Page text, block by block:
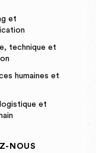
et
technique et
humaines et
et
NOUS